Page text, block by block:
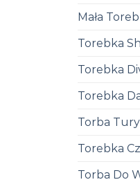
Mała
Torebka
Torebka
Torebka
Torba
Torebka
Torba Do